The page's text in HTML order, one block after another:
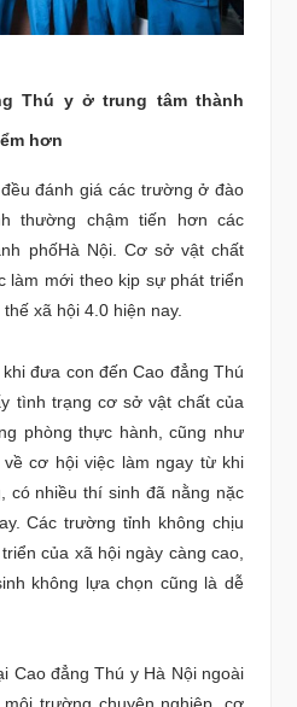
Thú y ở trung tâm thành
hơn
đánh giá các trường ở đào
thường chậm tiến hơn các
phốHà Nội. Cơ sở vật chất
làm mới theo kịp sự phát triển
xã hội 4.0 hiện nay.
đưa con đến Cao đẳng Thú
tình trạng cơ sở vật chất của
phòng thực hành, cũng như
cơ hội việc làm ngay từ khi
có nhiều thí sinh đã nằng nặc
Các trường tỉnh không chịu
của xã hội ngày càng cao,
không lựa chọn cũng là dễ
Cao đẳng Thú y Hà Nội ngoài